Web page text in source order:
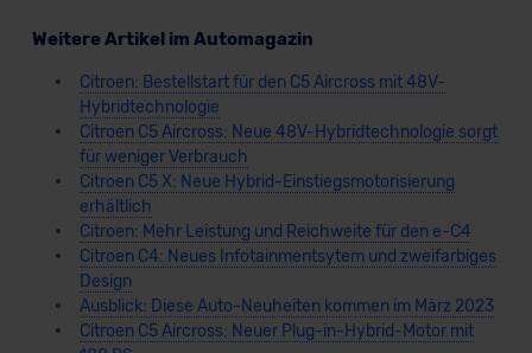
Weitere Artikel im Automagazin
Citroen: Bestellstart für den C5 Aircross mit 48V-
Hybridtechnologie
Citroen C5 Aircross: Neue 48V-Hybridtechnologie sorgt
für weniger Verbrauch
Citroen C5 X: Neue Hybrid-Einstiegsmotorisierung
erhältlich
Citroen: Mehr Leistung und Reichweite für den e-C4
Citroen C4: Neues Infotainmentsytem und zweifarbiges
Design
Ausblick: Diese Auto-Neuheiten kommen im März 2023
Citroen C5 Aircross: Neuer Plug-in-Hybrid-Motor mit